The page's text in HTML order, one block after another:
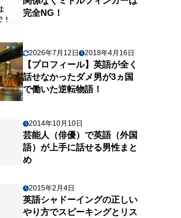
完全NG！
2026年7月12日 2018年4月16日
【プロフィール】英語が全く
話せなかったダメ男が3ヵ国
で働いた逆転物語！
2014年10月10日
芸能人（俳優）で英語（外国
語）が上手に話せる男性まと
め
2015年2月4日
英語シャドーイングの正しい
やり方でスピーキングとリス